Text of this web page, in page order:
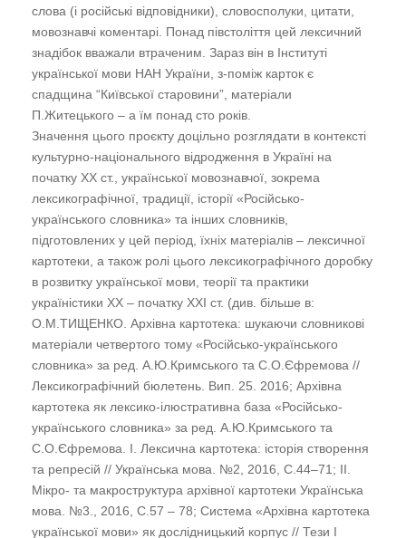
слова (і російські відповідники), словосполуки, цитати,
мовознавчі коментарі. Понад півстоліття цей лексичний
знадібок вважали втраченим. Зараз він в Інституті
української мови НАН України, з-поміж карток є
спадщина “Київської старовини”, матеріали
П.Житецького – а їм понад сто років.
Значення цього проєкту доцільно розглядати в контексті
культурно-національного відродження в Україні на
початку ХХ ст., української мовознавчої, зокрема
лексикографічної, традиції, історії «Російсько-
українського словника» та інших словників,
підготовлених у цей період, їхніх матеріалів – лексичної
картотеки, а також ролі цього лексикографічного доробку
в розвитку української мови, теорії та практики
україністики ХХ – початку ХХІ ст. (див. більше в:
О.М.ТИЩЕНКО. Архівна картотека: шукаючи словникові
матеріали четвертого тому «Російсько-українського
словника» за ред. А.Ю.Кримського та С.О.Єфремова //
Лексикографічний бюлетень. Вип. 25. 2016; Архівна
картотека як лексико-ілюстративна база «Російсько-
українського словника» за ред. А.Ю.Кримського та
С.О.Єфремова. I. Лексична картотека: історія створення
та репресій // Українська мова. №2, 2016, С.44–71; IІ.
Мікро- та макроструктура архівної картотеки Українська
мова. №3., 2016, С.57 – 78; Система «Архівна картотека
української мови» як дослідницький корпус // Тези І